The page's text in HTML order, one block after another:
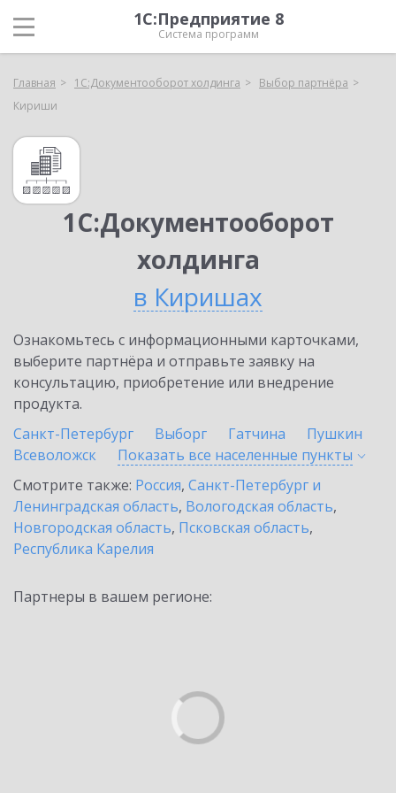
1С:Предприятие 8
Система программ
Главная 1С:Документооборот холдинга
Выбор партнёра
Кириши
1С:Документооборот
холдинга
в Киришах
Ознакомьтесь с информационными карточками,
выберите партнёра и отправьте заявку на
консультацию, приобретение или внедрение
продукта.
Санкт-Петербург
Выборг Гатчина
Пушкин
Всеволожск
Показать все населенные пункты
Смотрите также: Россия, Санкт-Петербург и
Ленинградская область, Вологодская область,
Новгородская область, Псковская область,
Республика Карелия
Партнеры в вашем регионе: